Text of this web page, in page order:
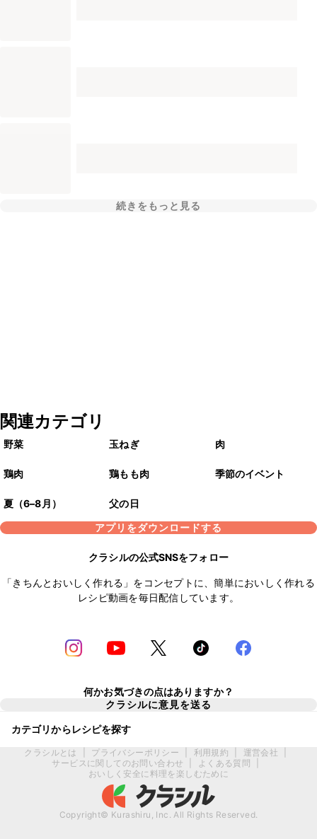
続きをもっと見る
関連カテゴリ
野菜 玉ねぎ 肉
鶏肉 鶏もも肉 季節のイベント
夏（6–8月）
父の日
アプリをダウンロードする
クラシルの公式SNSをフォロー
「きちんとおいしく作れる」をコンセプトに、簡単においしく作れる
レシピ動画を毎日配信しています。
何かお気づきの点はありますか？
クラシルに意見を送る
カテゴリからレシピを探す
クラシルとは プライバシーポリシー 利用規約 運営会社
サービスに関してのお問い合わせ
よくある質問
おいしく安全に料理を楽しむために
Copyright© Kurashiru, Inc. All Rights Reserved.